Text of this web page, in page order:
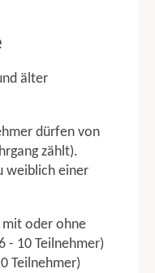
älter
dürfen von
zählt).
weiblich einer
mit oder ohne
- 10 Teilnehmer)
Teilnehmer)
und Bundespokal